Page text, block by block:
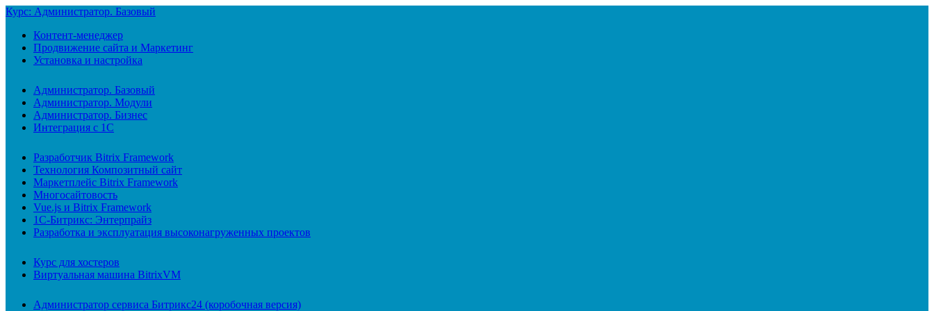
Курс: Администратор. Базовый
Контент-менеджер
Продвижение сайта и Маркетинг
Установка и настройка
Администратор. Базовый
Администратор. Модули
Администратор. Бизнес
Интеграция с 1С
Разработчик Bitrix Framework
Технология Композитный сайт
Маркетплейс Bitrix Framework
Многосайтовость
Vue.js и Bitrix Framework
1С-Битрикс: Энтерпрайз
Разработка и эксплуатация высоконагруженных проектов
Курс для хостеров
Виртуальная машина BitrixVM
Администратор сервиса Битрикс24 (коробочная версия)